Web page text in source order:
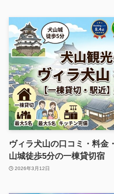
ヴィラ犬山の口コミ・料金
山城徒歩5分の一棟貸切宿
2026年3月12日